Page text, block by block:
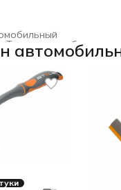
Товары для уборки,